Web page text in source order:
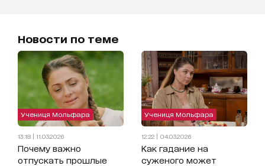
Новости по теме
Учениця Мольфара
13:18 | 11.03.2026
Почему важно
отпускать прошлые
Учениця Мольфара
12:22 | 04.03.2026
Как гадание на
суженого может